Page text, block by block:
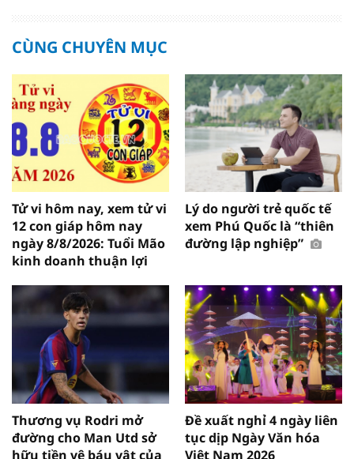
CÙNG CHUYÊN MỤC
Tử vi hôm nay, xem tử vi
12 con giáp hôm nay
ngày 8/8/2026: Tuổi Mão
kinh doanh thuận lợi
Lý do người trẻ quốc tế
xem Phú Quốc là “thiên
đường lập nghiệp”
Thương vụ Rodri mở
đường cho Man Utd sở
hữu tiền vệ báu vật của
Đề xuất nghỉ 4 ngày liên
tục dịp Ngày Văn hóa
Việt Nam 2026